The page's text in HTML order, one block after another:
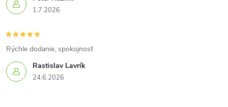
1.7.2026
Rastislav Lavrík
24.6.2026
Rýchle dodanie, spokojnosť